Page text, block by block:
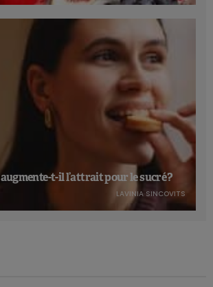
t-il l’attrait pour le sucré ?
LAVINIA SINCOVITS